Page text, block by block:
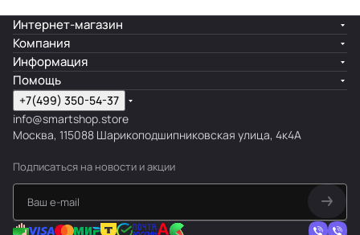
Интернет-магазин
Компания
Информация
Помощь
+7(499) 350-54-37
info@smartshop.store
Москва, 115088 Шарикоподшипниковская улица, 4к4А
Подписаться на новости и акции